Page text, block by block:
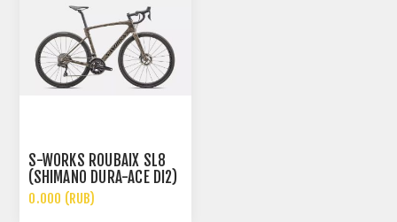
S-WORKS ROUBAIX SL8
(SHIMANO DURA-ACE DI2)
0.000 (RUB)